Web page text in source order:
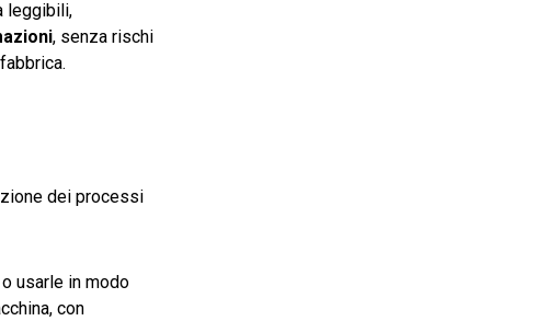
leggibili,
, senza rischi
dei processi
usarle in modo
con